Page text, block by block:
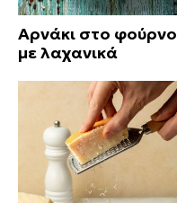
Αρνάκι στο φούρνο
με λαχανικά